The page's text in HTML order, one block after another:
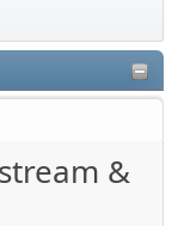
&